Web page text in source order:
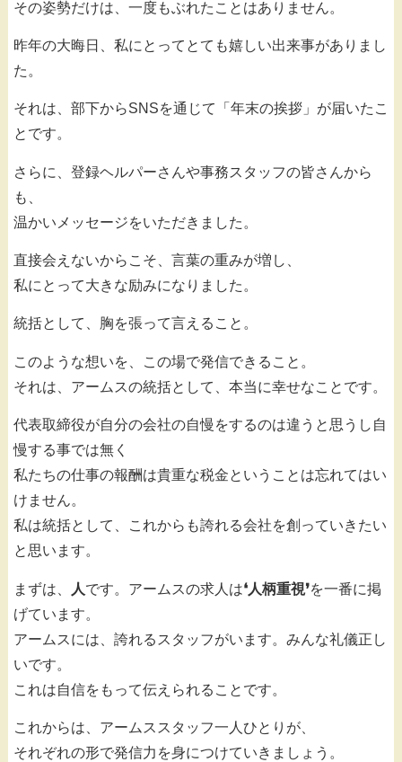
その姿勢だけは、一度もぶれたことはありません。
昨年の大晦日、私にとってとても嬉しい出来事がありまし
た。
それは、部下からSNSを通じて「年末の挨拶」が届いたこ
とです。
さらに、登録ヘルパーさんや事務スタッフの皆さんから
も、
温かいメッセージをいただきました。
直接会えないからこそ、言葉の重みが増し、
私にとって大きな励みになりました。
統括として、胸を張って言えること。
このような想いを、この場で発信できること。
それは、アームスの統括として、本当に幸せなことです。
代表取締役が自分の会社の自慢をするのは違うと思うし自
慢する事では無く
私たちの仕事の報酬は貴重な税金ということは忘れてはい
けません。
私は統括として、これからも誇れる会社を創っていきたい
と思います。
まずは、 人です。アームスの求人は❛人柄重視❜を一番に掲
げています。
アームスには、誇れるスタッフがいます。みんな礼儀正し
いです。
これは自信をもって伝えられることです。
これからは、アームススタッフ一人ひとりが、
それぞれの形で発信力を身につけていきましょう。